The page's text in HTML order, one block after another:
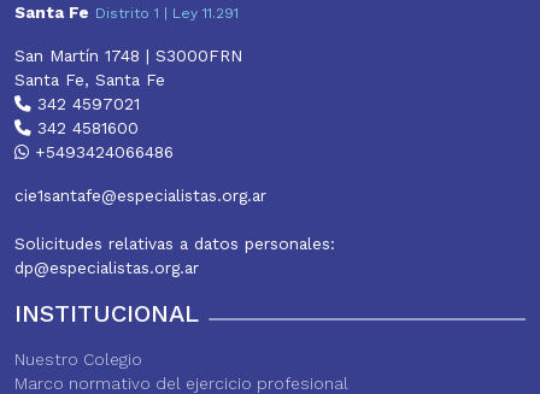
Santa Fe Distrito 1 | Ley 11.291
San Martín 1748 | S3000FRN
Santa Fe, Santa Fe
342 4597021
342 4581600
+5493424066486
cie1santafe@especialistas.org.ar
Solicitudes relativas a datos personales:
dp@especialistas.org.ar
INSTITUCIONAL
Nuestro Colegio
Marco normativo del ejercicio profesional